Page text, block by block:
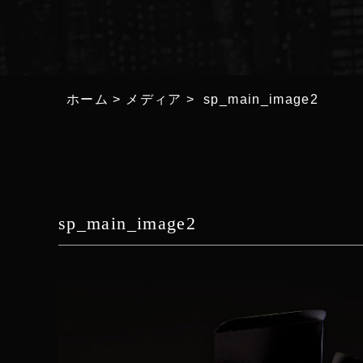
ホーム > メディア >sp_main_image2
sp_main_image2